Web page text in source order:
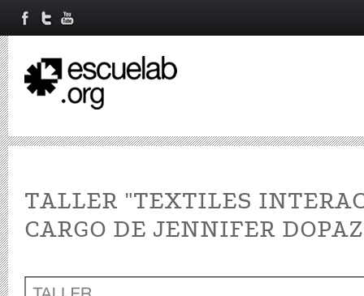
TALLER "TEXTILES
CARGO DE JENNIFER